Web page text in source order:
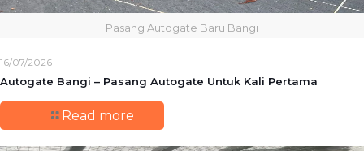
Pasang Autogate Baru Bangi
16/07/2026
Autogate Bangi – Pasang Autogate Untuk Kali Pertama
Read more